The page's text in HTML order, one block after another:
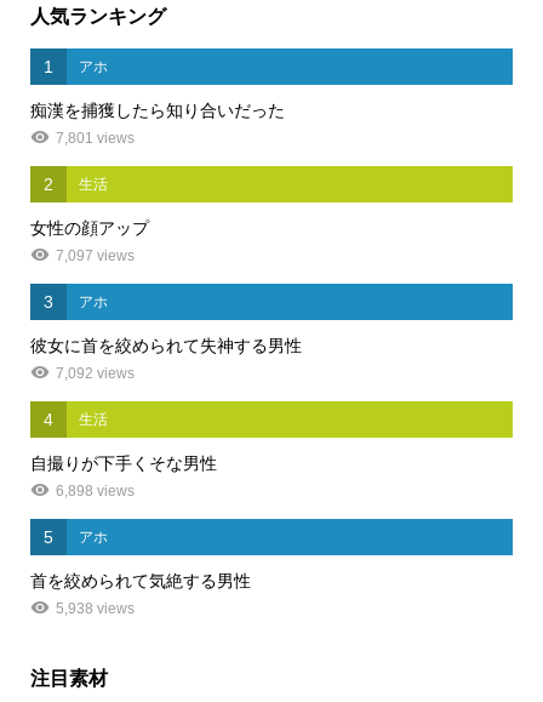
人気ランキング
1 アホ
痴漢を捕獲したら知り合いだった
7,801 views
2 生活
女性の顔アップ
7,097 views
3 アホ
彼女に首を絞められて失神する男性
7,092 views
4 生活
自撮りが下手くそな男性
6,898 views
5 アホ
首を絞められて気絶する男性
5,938 views
注目素材